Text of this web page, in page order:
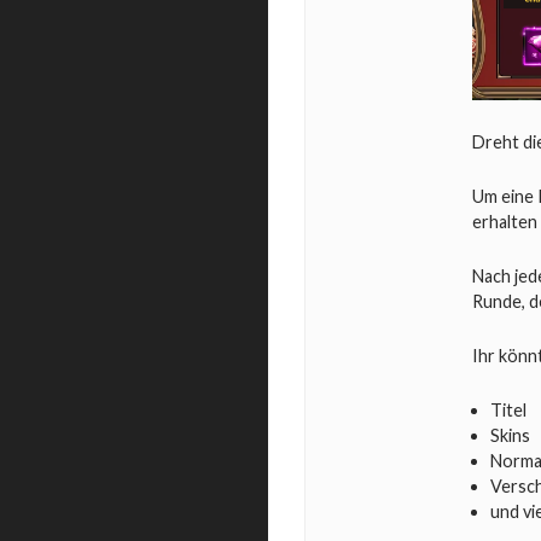
Dreht
Um eine
erhalten
Nach
Runde,
Ihr
Titel
Skins
und